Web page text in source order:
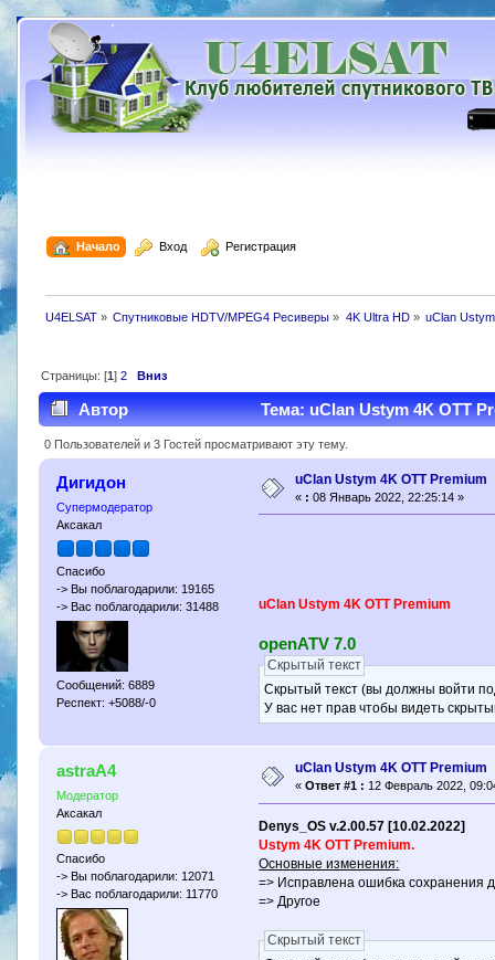
Начало Вход Регистрация
U4ELSAT» Спутниковые HDTV/MPEG4 Ресиверы » 4K Ultra HD» uClan
Страницы: [1] 2 Вниз
Автор Тема: uClan Ustym 4K OTT
0 Пользователей и 3 Гостей просматривают эту тему.
Дигидон
Супермодератор
Аксакал
Спасибо
-> Вы поблагодарили: 19165
-> Вас поблагодарили: 31488
Сообщений: 6889
Респект: +5088/-0
uClan Ustym 4K OTT Premium
« : 08 Январь 2022, 22:25:14 »
uClan Ustym 4K OTT Premium
openATV 7.0
Скрытый текст
Скрытый текст (вы должны войти
У вас нет прав чтобы видеть
astraA4
Модератор
Аксакал
Спасибо
-> Вы поблагодарили: 12071
-> Вас поблагодарили: 11770
uClan Ustym 4K OTT Premium
« Ответ #1 : 12 Февраль 2022,
Denys_OS v.2.00.57 [10.02.2022]
Ustym 4K OTT Premium.
Основные изменения:
=> Исправлена ошибка сохранения
=> Другое
Скрытый текст